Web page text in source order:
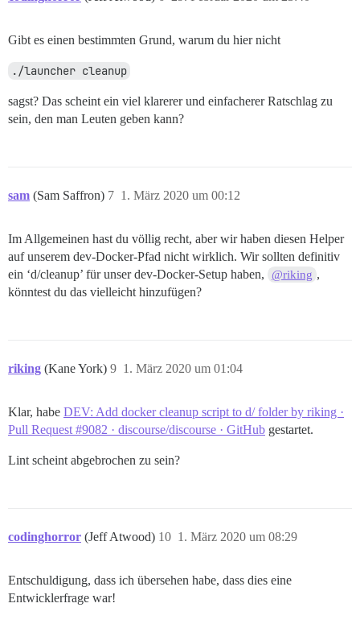
Gibt es einen bestimmten Grund, warum du hier nicht
./launcher cleanup
sagst? Das scheint ein viel klarerer und einfacherer Ratschlag zu
sein, den man Leuten geben kann?
sam (Sam Saffron) 1. März 2020 um 00:12
7
Im Allgemeinen hast du völlig recht, aber wir haben diesen Helper
auf unserem dev-Docker-Pfad nicht wirklich. Wir sollten definitiv
ein ‘d/cleanup’ für unser dev-Docker-Setup haben,
@riking ,
könntest du das vielleicht hinzufügen?
riking (Kane York) 1. März 2020 um 01:04
9
Klar, habe DEV: Add docker cleanup script to d/ folder by riking ·
Pull Request #9082 · discourse/discourse · GitHub gestartet.
Lint scheint abgebrochen zu sein?
codinghorror (Jeff Atwood) 1. März 2020 um 08:29
10
Entschuldigung, dass ich übersehen habe, dass dies eine
Entwicklerfrage war!